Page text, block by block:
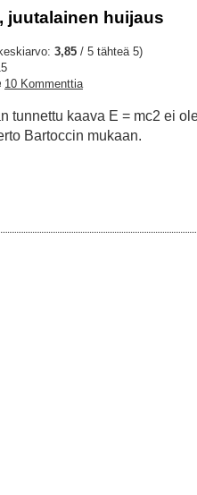
juutalainen huijaus
3,85 / 5 tähteä 5)
10 Kommenttia
tunnettu kaava E = mc2 ei
Bartoccin mukaan.